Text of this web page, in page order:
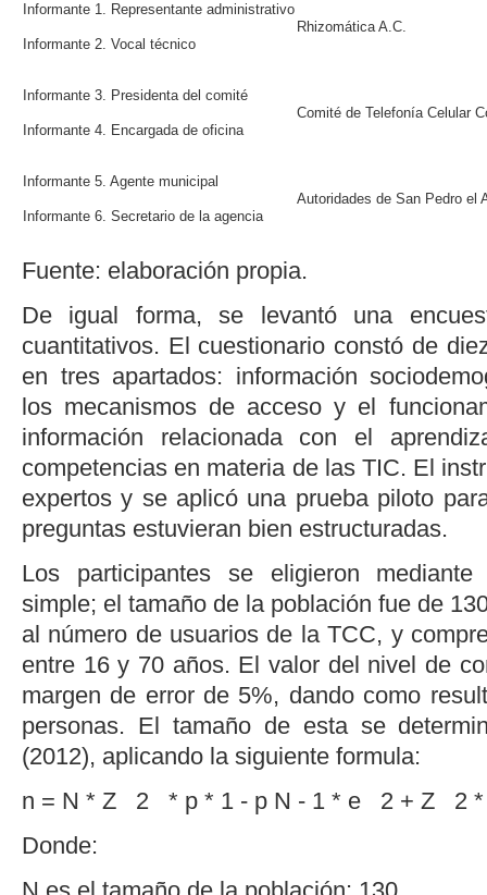
Informante 1. Representante administrativo
Informante 2. Vocal técnico
Rhizomática A.C.
Informante 3. Presidenta del comité
Informante 4. Encargada de oficina
Comité de Telefonía Celular
Informante 5. Agente municipal
Informante 6. Secretario de la agencia
Autoridades de San Pedro el
Fuente: elaboración propia.
De igual forma, se levantó una
cuantitativos. El cuestionario constó de
en tres apartados: información
los mecanismos de acceso y el
información relacionada con el
competencias en materia de las TIC. El
expertos y se aplicó una prueba piloto
preguntas estuvieran bien estructuradas.
Los participantes se eligieron
simple; el tamaño de la población fue de
al número de usuarios de la TCC, y
entre 16 y 70 años. El valor del nivel de
margen de error de 5%, dando como
personas. El tamaño de esta se
(2012), aplicando la siguiente formula:
n = N * Z 2 * p * 1 - p N - 1 * e 2 + Z 2 *
Donde: